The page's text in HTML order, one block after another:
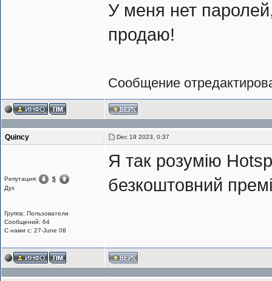
У меня нет
продаю!
Сообщение
Quincy Dec 19 2023, 0:37
Репутация:
5
Дух
Группа: Пользователи
Сообщений: 64
С нами с: 27-June 08
Я так розумію
безкоштовний